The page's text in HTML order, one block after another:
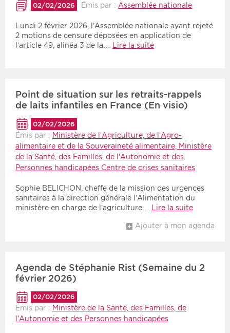
02/02/2026 Émis par : Assemblée nationale
Lundi 2 février 2026, l’Assemblée nationale ayant rejeté
2 motions de censure déposées en application de
l’article 49, alinéa 3 de la… Lire la suite
Point de situation sur les retraits-rappels
de laits infantiles en France (En visio)
02/02/2026
Émis par : Ministère de l’Agriculture, de l’Agro-
alimentaire et de la Souveraineté alimentaire, Ministère
de la Santé, des Familles, de l'Autonomie et des
Personnes handicapées Centre de crises sanitaires
Sophie BELICHON, cheffe de la mission des urgences
sanitaires à la direction générale l’Alimentation du
ministère en charge de l’agriculture…
Lire la suite
Ajouter à mon agenda
Agenda de Stéphanie Rist (Semaine du 2
février 2026)
02/02/2026
Émis par : Ministère de la Santé, des Familles, de
l'Autonomie et des Personnes handicapées